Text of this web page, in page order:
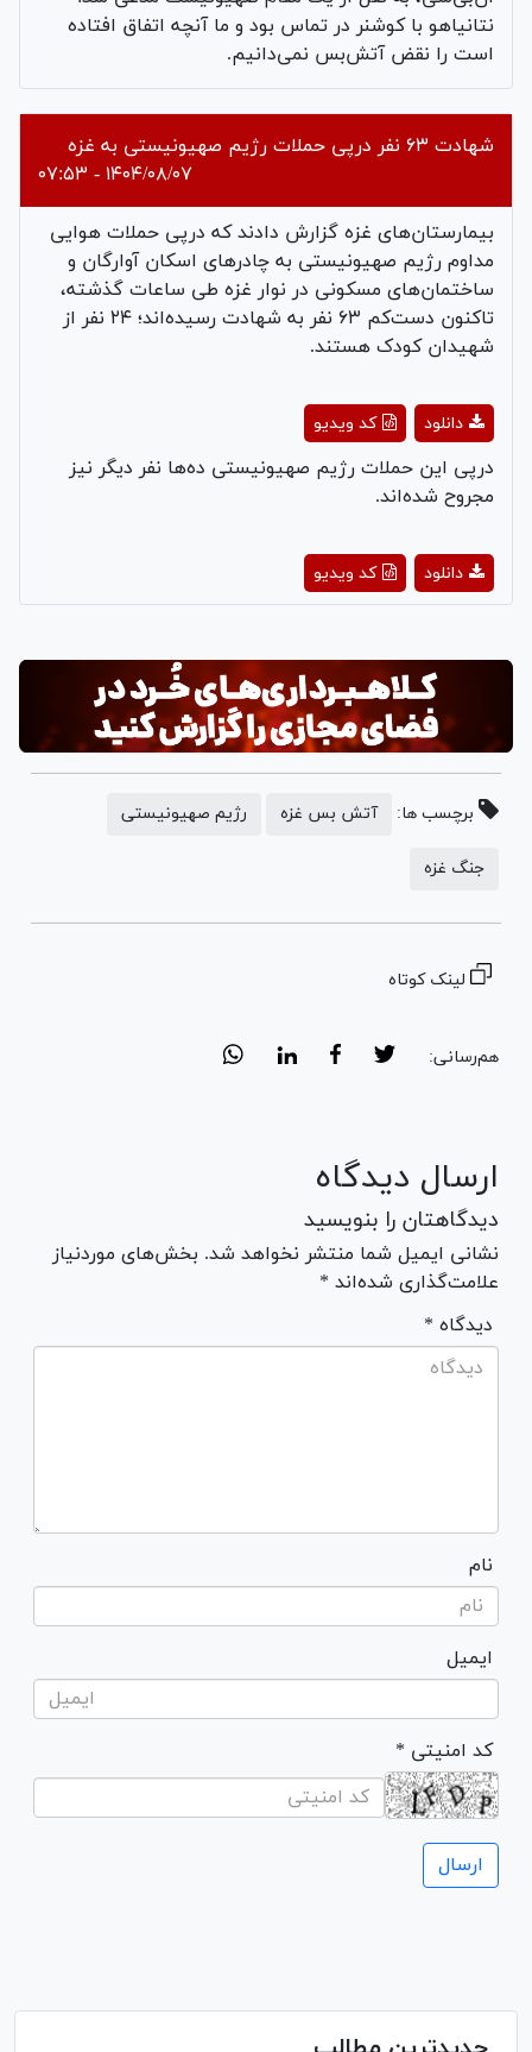
نتانیاهو با کوشنر در تماس بود و ما آنچه اتفاق افتاده
است را نقض آتش‌بس نمی‌دانیم.
شهادت ۶۳ نفر درپی حملات رژیم صهیونیستی به غزه
۱۴۰۴/۰۸/۰۷ - ۰۷:۵۳
بیمارستان‌های غزه گزارش دادند که درپی حملات هوایی
مداوم رژیم صهیونیستی به چادر‌های اسکان آوارگان و
ساختمان‌های مسکونی در نوار غزه طی ساعات گذشته،
تاکنون دست‌کم ۶۳ نفر به شهادت رسیده‌اند؛ ۲۴ نفر از
شهیدان کودک هستند.
Play
Video
کد ویدیو دانلود
درپی این حملات رژیم صهیونیستی ده‌ها نفر دیگر نیز
مجروح شده‌اند.
Play
Video
کد ویدیو دانلود
برچسب ها: آتش بس غزه رژیم صهیونیستی
جنگ غزه
لینک کوتاه
هم‌رسانی:
ارسال دیدگاه
دیدگاهتان را بنویسید
نشانی ایمیل شما منتشر نخواهد شد. بخش‌های موردنیاز
علامت‌گذاری شده‌اند *
* دیدگاه
نام
ایمیل
* کد امنیتی